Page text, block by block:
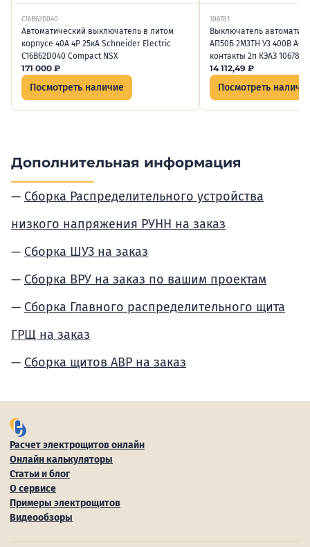
C16B62D040
Автоматический выключатель в литом
корпусе 40А 4P 25кА Schneider Electric
C16B62D040 Сompact NSX
171 000 ₽
Посмотреть наличие
106781
Выключатель
АП50Б 2М3ТН У3 400В AC
контакты 2п КЭАЗ 106781
14 112,49 ₽
Посмотреть
Дополнительная информация
Сборка Распределительного устройства
низкого напряжения РУНН на заказ
Сборка ШУЗ на заказ
Сборка ВРУ на заказ по вашим проектам
Сборка Главного распределительного щита
ГРЩ на заказ
Сборка щитов АВР на заказ
Расчет электрощитов онлайн
Онлайн калькуляторы
Статьи и блог
О сервисе
Примеры электрощитов
Видеообзоры